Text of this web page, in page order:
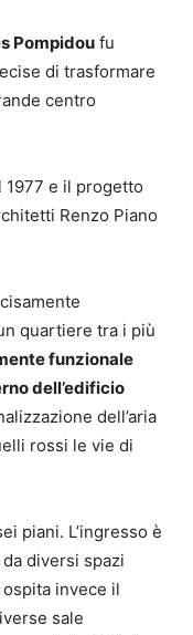
Pompidou fu
di trasformare
centro
1977 e il progetto
Renzo Piano
quartiere tra i più
funzionale
dell’edificio
dell’aria
rossi le vie di
piani. L’ingresso è
diversi spazi
invece il
sale